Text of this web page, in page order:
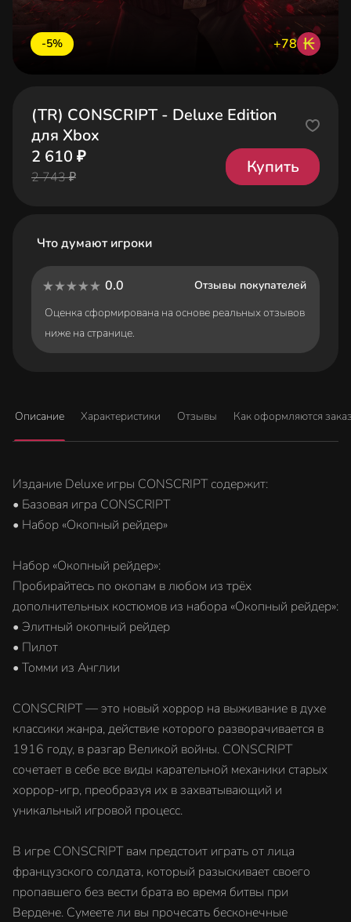
-5% +78 ₭
(TR) CONSCRIPT - Deluxe Edition
для Xbox
2 610 ₽
2 743 ₽
Купить
Что думают игроки
0.0
Отзывы покупателей
Оценка сформирована на основе реальных отзывов
ниже на странице.
Описание Характеристики Отзывы Как оформляются
Издание Deluxe игры CONSCRIPT содержит:
• Базовая игра CONSCRIPT
• Набор «Окопный рейдер»
Набор «Окопный рейдер»:
Пробирайтесь по окопам в любом из трёх
дополнительных костюмов из набора «Окопный рейдер»:
• Элитный окопный рейдер
• Пилот
• Томми из Англии
CONSCRIPT — это новый хоррор на выживание в духе
классики жанра, действие которого разворачивается в
1916 году, в разгар Великой войны. CONSCRIPT
сочетает в себе все виды карательной механики старых
хоррор-игр, преобразуя их в захватывающий и
уникальный игровой процесс.
В игре CONSCRIPT вам предстоит играть от лица
французского солдата, который разыскивает своего
пропавшего без вести брата во время битвы при
Вердене. Сумеете ли вы прочесать бесконечные